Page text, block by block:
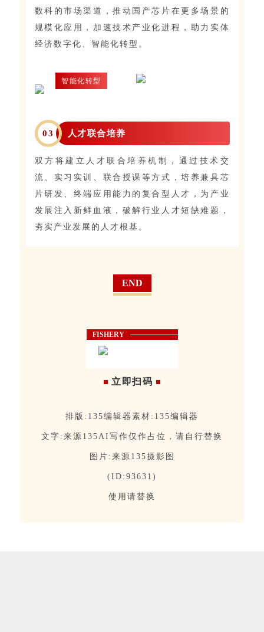
数科的市场渠道，推动国产芯片在更多场景的
规模化应用，加速技术产业化进程，助力实体
经济数字化、智能化转型。
智能化转型
03 人才联合培养
双方将建立人才联合培养机制，通过技术交
流、实习实训、联合授课等方式，培养兼具芯
片研发、终端应用能力的复合型人才，为产业
发展注入新鲜血液，破解行业人才短缺难题，
夯实产业发展的人才根基。
END
FISHERY
立即扫码
排版:135编辑器素材:135编辑器
文字:来源135AI写作仅作占位，请自行替换
图片:来源135摄影图
(ID:93631)
使用请替换